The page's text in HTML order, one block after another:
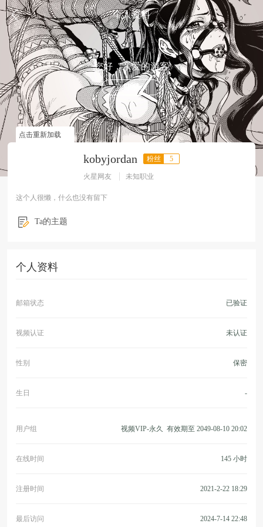
个人资料
您好，亲爱的游客
立即登录
点击重新加载
kobyjordan 粉丝 5
火星网友 未知职业
这个人很懒，什么也没有留下
Ta的主题
个人资料
邮箱状态 已验证
视频认证 未认证
性别 保密
生日 -
用户组 视频VIP-永久 有效期至 2049-08-10 20:02
在线时间 145 小时
注册时间 2021-2-22 18:29
最后访问 2024-7-14 22:48